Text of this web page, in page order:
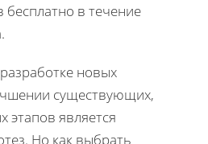
в течение
новых
существующих,
этапов является
Но как выбрать